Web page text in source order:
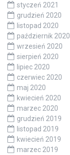
styczeń 2021
grudzień 2020
listopad 2020
październik 2020
wrzesień 2020
sierpień 2020
lipiec 2020
czerwiec 2020
maj 2020
kwiecień 2020
marzec 2020
grudzień 2019
listopad 2019
kwiecień 2019
marzec 2019